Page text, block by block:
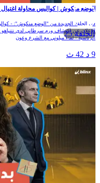
الحلقة 25
الوضع منكوش | كواليس محاولة اغتيال
في الحلقة الجديدة من "الوضع منكوش": -
الإعلان عن اكتشاف ورم سرطاني لدى نتنياهو -
الرئاسية - لقاء ميلوني مع الشرع وعون